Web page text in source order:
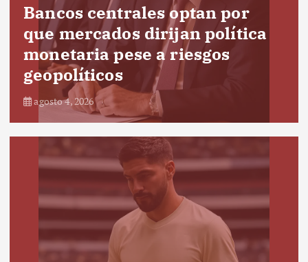
Bancos centrales optan por
que mercados dirijan política
monetaria pese a riesgos
geopolíticos
agosto 4, 2026